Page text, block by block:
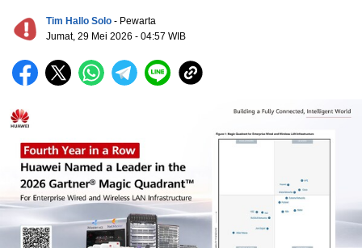
Tim Hallo Solo - Pewarta
Jumat, 29 Mei 2026 - 04:57 WIB